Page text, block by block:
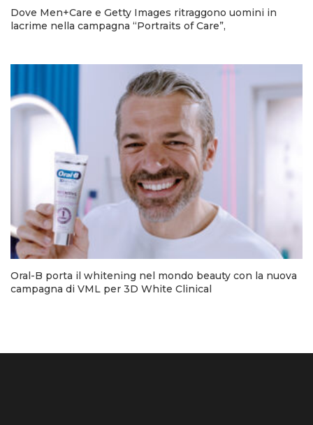
Dove Men+Care e Getty Images ritraggono uomini in
lacrime nella campagna “Portraits of Care”,
Oral-B porta il whitening nel mondo beauty con la nuova
campagna di VML per 3D White Clinical